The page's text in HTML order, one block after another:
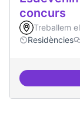
concurs
Treballem
Residències